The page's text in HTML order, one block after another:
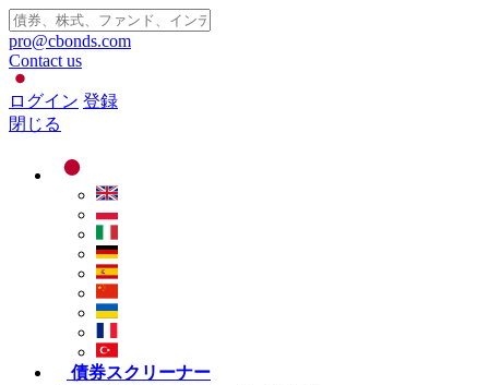
pro@cbonds.com
Contact us
ログイン 登録
閉じる
債券スクリーナー